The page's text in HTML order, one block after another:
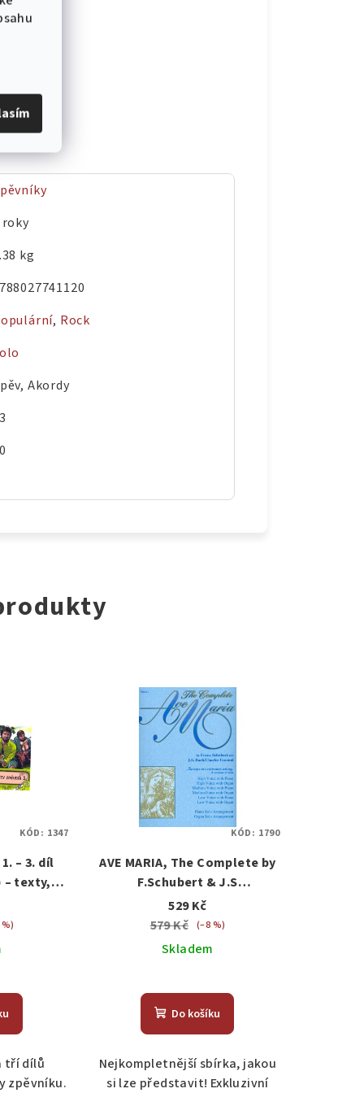
roky
kg
, Rock
Akordy
– 3. díl
– texty,
tří dílů
zpěvníku.
KÓD: 1347
AVE MARIA, The Complete by
F.Schubert & J.S
Bach/Ch.Gounod vocal
(high,medium,low) a klavír
(varhany)
529 Kč
579 Kč (–8 %)
Skladem
Do košíku
Nejkompletnější sbírka, jakou
si lze představit! Exkluzivní
KÓD: 1790